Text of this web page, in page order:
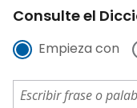
Consulte el
Empieza con